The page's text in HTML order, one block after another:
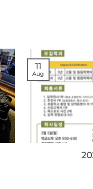
11
Aug